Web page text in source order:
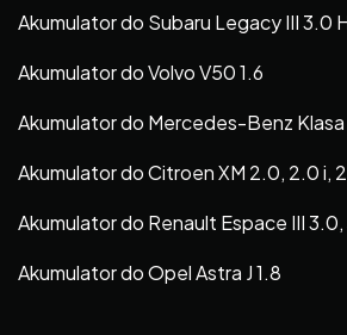
Akumulator do Subaru Legacy III 3.0
Akumulator do Volvo V50 1.6
Akumulator do Mercedes-Benz Klasa
Akumulator do Citroen XM 2.0, 2.0 i,
Akumulator do Renault Espace III
Akumulator do Opel Astra J 1.8